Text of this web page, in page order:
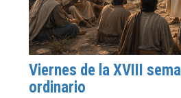
Viernes de la XVIII
ordinario